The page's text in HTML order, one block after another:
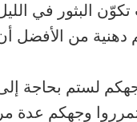
البثور في
دهنية من الأفضل
لستم بحاجة
وجهكم عدة